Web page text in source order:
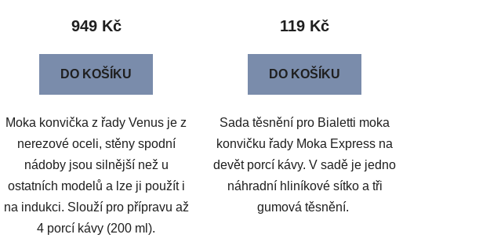
949 Kč
DO KOŠÍKU
Moka konvička z řady Venus je z
nerezové oceli, stěny spodní
nádoby jsou silnější než u
ostatních modelů a lze ji použít i
na indukci. Slouží pro přípravu až
4 porcí kávy (200 ml).
119 Kč
DO KOŠÍKU
Sada těsnění pro Bialetti moka
konvičku řady Moka Express na
devět porcí kávy. V sadě je jedno
náhradní hliníkové sítko a tři
gumová těsnění.